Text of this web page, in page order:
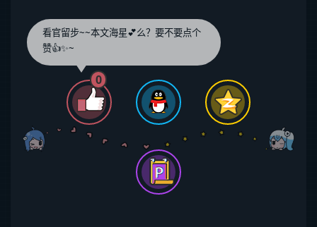
看官留步~~本文海星💕么？要不要点个
赞👍✨~
0